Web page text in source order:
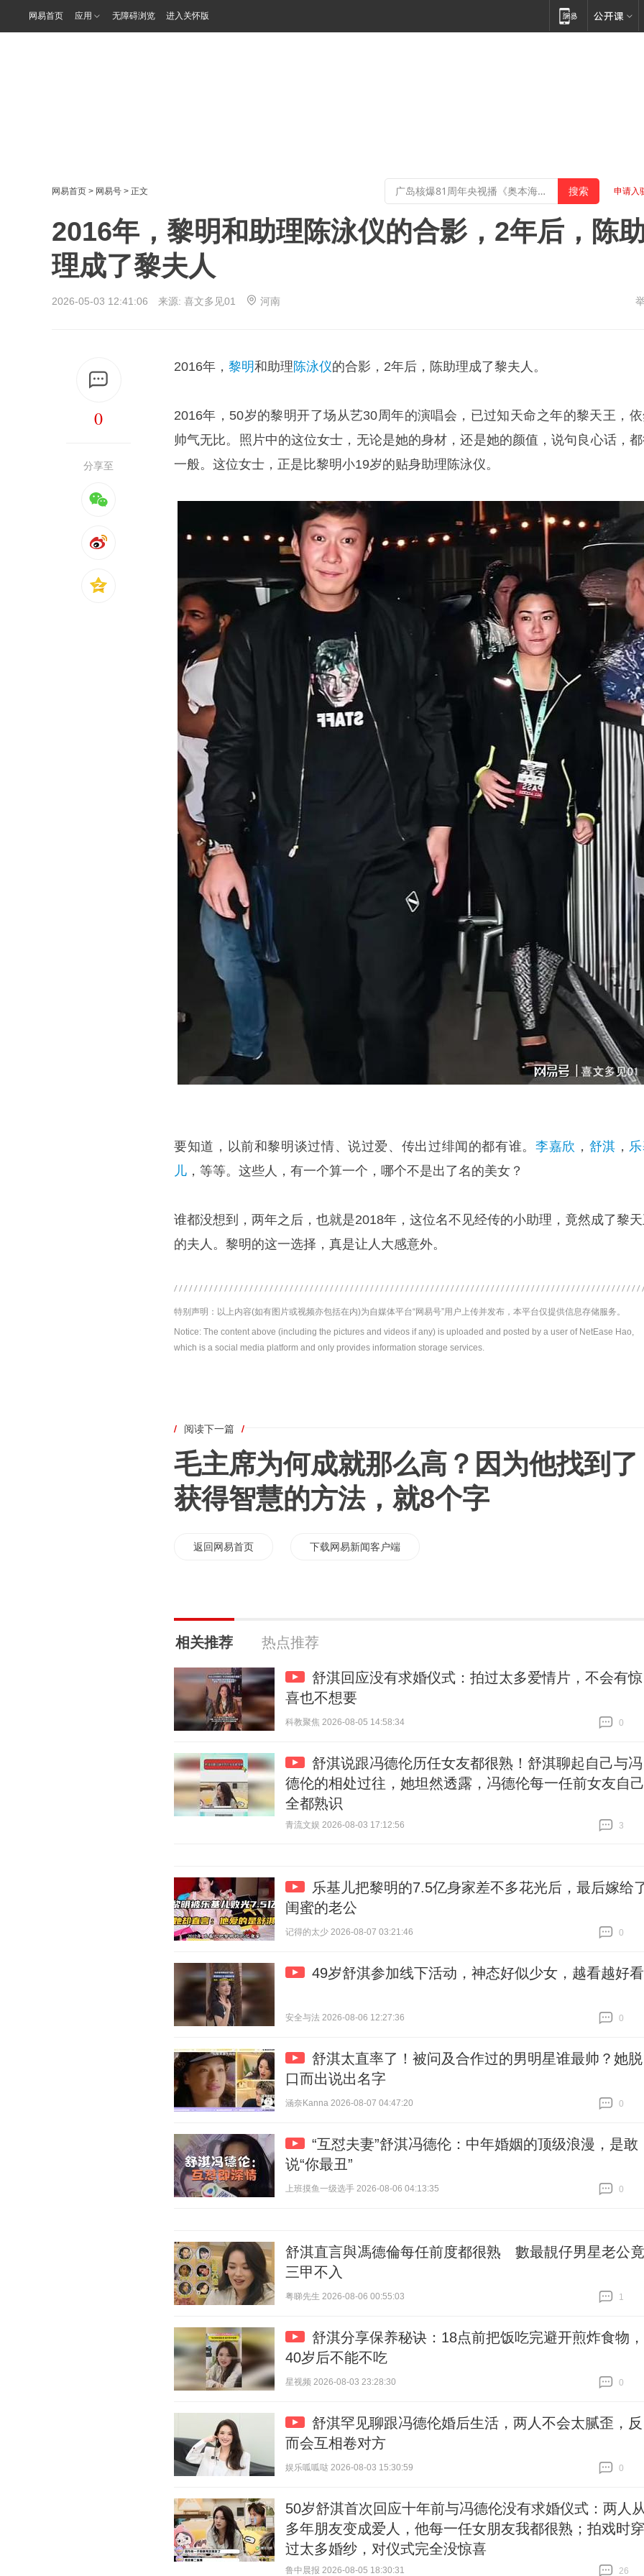
网易首页 应用 无障碍浏览 进入关怀版
网易首页 > 网易号 > 正文 申请入
2016年，黎明和助理陈泳仪的合影，2年后，陈
理成了黎夫人
2026-05-03 12:41:06 来源: 喜文多见01 河南
0
分享至
2016年， 黎明和助理 陈泳仪的合影，2年后，陈助理成了黎夫人。
2016年，50岁的黎明开了场从艺30周年的演唱会，已过知天命之年的黎天王，
帅气无比。照片中的这位女士，无论是她的身材，还是她的颜值，说句良心话，
一般。这位女士，正是比黎明小19岁的贴身助理陈泳仪。
要知道，以前和黎明谈过情、说过爱、传出过绯闻的都有谁。 李嘉欣 ， 舒淇 ，
儿 ，等等。这些人，有一个算一个，哪个不是出了名的美女？
谁都没想到，两年之后，也就是2018年，这位名不见经传的小助理，竟然成了黎
的夫人。黎明的这一选择，真是让人大感意外。
特别声明：以上内容(如有图片或视频亦包括在内)为自媒体平台“网易号”用户上传并发布，本平台仅提供信息存储服务。
Notice: The content above (including the pictures and videos if any) is uploaded and posted by a user of NetEase Hao,
which is a social media platform and only provides information storage services.
/ 阅读下一篇 /
毛主席为何成就那么高？因为他找到了
获得智慧的方法，就8个字
返回网易首页 下载网易新闻客户端
相关推荐 热点推荐
舒淇回应没有求婚仪式：拍过太多爱情片，不会有惊
喜也不想要
科教聚焦 2026-08-05 14:58:34
0
舒淇说跟冯德伦历任女友都很熟！舒淇聊起自己与冯
德伦的相处过往，她坦然透露，冯德伦每一任前女友自己
全都熟识
青流文娱 2026-08-03 17:12:56
3
乐基儿把黎明的7.5亿身家差不多花光后，最后嫁给
闺蜜的老公
记得的太少 2026-08-07 03:21:46
0
49岁舒淇参加线下活动，神态好似少女，越看越好看
安全与法 2026-08-06 12:27:36
0
舒淇太直率了！被问及合作过的男明星谁最帅？她脱
口而出说出名字
涵奈Kanna 2026-08-07 04:47:20
0
“互怼夫妻”舒淇冯德伦：中年婚姻的顶级浪漫，是敢
说“你最丑”
上班摸鱼一级选手 2026-08-06 04:13:35
0
舒淇直言與馮德倫每任前度都很熟 數最靚仔男星老公竟
三甲不入
粤睇先生 2026-08-06 00:55:03
1
舒淇分享保养秘诀：18点前把饭吃完避开煎炸食物，
40岁后不能不吃
星视频 2026-08-03 23:28:30
0
舒淇罕见聊跟冯德伦婚后生活，两人不会太腻歪，反
而会互相卷对方
娱乐呱呱哒 2026-08-03 15:30:59
0
50岁舒淇首次回应十年前与冯德伦没有求婚仪式：两人
多年朋友变成爱人，他每一任女朋友我都很熟；拍戏时穿
过太多婚纱，对仪式完全没惊喜
鲁中晨报 2026-08-05 18:30:31 26